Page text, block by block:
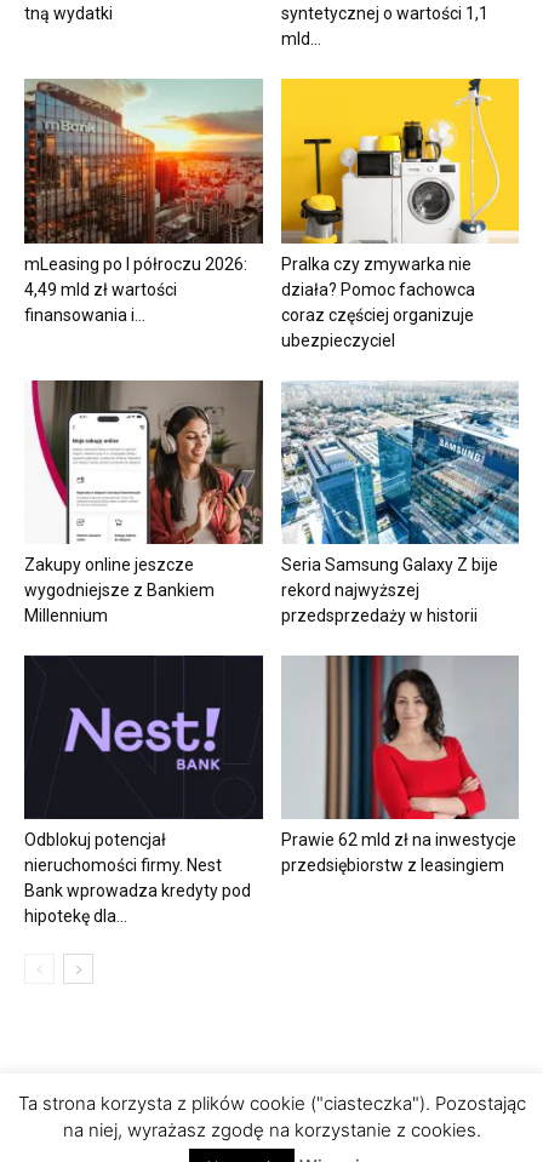
tną wydatki
syntetycznej o wartości 1,1
mld...
mLeasing po I półroczu 2026:
4,49 mld zł wartości
finansowania i...
Pralka czy zmywarka nie
działa? Pomoc fachowca
coraz częściej organizuje
ubezpieczyciel
Zakupy online jeszcze
wygodniejsze z Bankiem
Millennium
Seria Samsung Galaxy Z bije
rekord najwyższej
przedsprzedaży w historii
Odblokuj potencjał
nieruchomości firmy. Nest
Bank wprowadza kredyty pod
hipotekę dla...
Prawie 62 mld zł na inwestycje
przedsiębiorstw z leasingiem
Polityka prywatności
Ta strona korzysta z plików cookie ("ciasteczka"). Pozostając
na niej, wyrażasz zgodę na korzystanie z cookies.